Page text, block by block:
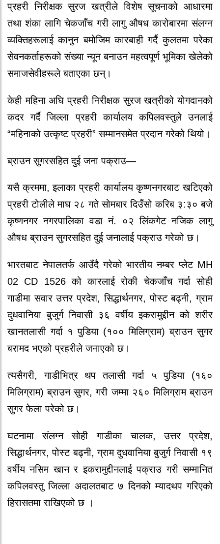
प्रहरी निरीक्षक सुरज खत्रीले विशेष सूचनाको आधारमा
तथा शंका लागि चेकजाँच गरी लागु औषध कारोबारमा संलग्न
व्यक्तिहरूलाई कानुन बमोजिम कारबाही गर्दै कुलतमा परेका
सेवनकर्ताहरूको संख्या न्यून बनाउन महत्वपूर्ण भूमिका खेलेको
समाजसेवीहरूले बताएका छन्।
केही महिना अघि प्रहरी निरीक्षक सुरज खत्रीको योगदानको
कदर गर्दै जिल्ला प्रहरी कार्यालय कपिलवस्तुले उनलाई
“महिनाको उत्कृष्ट प्रहरी” सम्मानसमेत प्रदान गरेको थियो।
ब्राउन सुगरसहित दुई जना पक्राउ—
यसै क्रममा, इलाका प्रहरी कार्यालय कृष्णनगरबाट खटिएको
प्रहरी टोलीले माघ २८ गते सोमबार दिउँसो करिब ३:३० बजे
कृष्णनगर नगरपालिका वडा नं. ०२ लिंकगेट नजिक लागु
औषध ब्राउन सुगरसहित दुई जनालाई पक्राउ गरेको छ।
भारतबाट नेपालतर्फ आउँदै गरेको भारतीय नम्बर प्लेट MH
02 CD 1526को कारलाई रोकी चेकजाँच गर्दा सोही
गाडीमा सवार उत्तर प्रदेश, सिद्धार्थनगर, पोस्ट बढ्नी, ग्राम
दुधवानिया बुजुर्ग निवासी ३६ वर्षीय इकरामुद्दीनको शरीर
खानतलासी गर्दा १ पुडिया (१०० मिलिग्राम) ब्राउन सुगर
बरामद भएको प्रहरीले जनाएको छ।
त्यसैगरी, गाडीभित्र थप तलासी गर्दा ५ पुडिया (१६०
मिलिग्राम) ब्राउन सुगर, गरी जम्मा २६० मिलिग्राम ब्राउन
सुगर फेला परेको छ।
घटनामा संलग्न सोही गाडीका चालक,उत्तर प्रदेश,
सिद्धार्थनगर, पोस्ट बढ्नी, ग्राम दुधवानिया बुजुर्ग निवासी १९
वर्षीय नसिम खानर इकरामुद्दीनलाई पक्राउ गरी सम्मानित
कपिलवस्तु जिल्ला अदालतबाट ७ दिनको म्यादथप गरिएको
हिरासतमा राखिएको छ ।